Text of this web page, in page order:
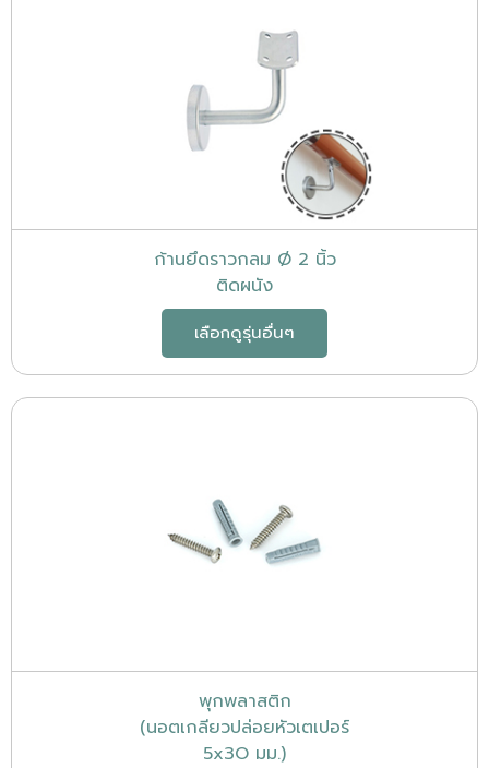
ก้านยึดราวกลม Ø 2 นิ้ว
ติดผนัง
เลือกดูรุ่นอื่นๆ
พุกพลาสติก
(นอตเกลียวปล่อยหัวเตเปอร์
5x3O มม.)